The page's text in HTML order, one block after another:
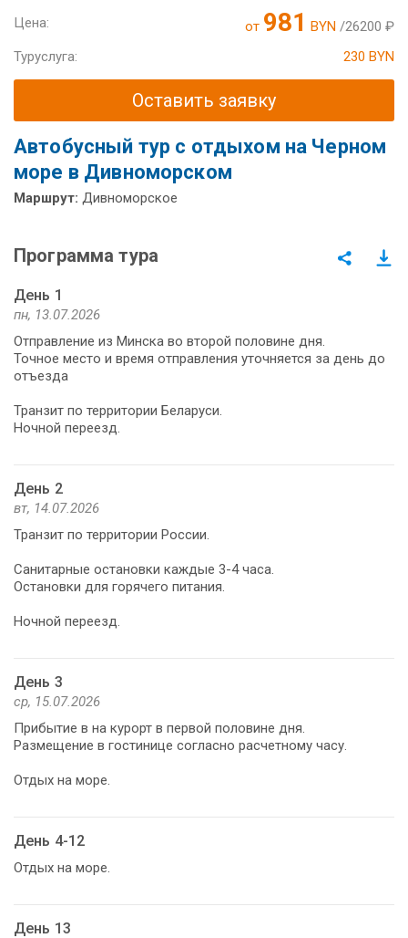
Цена: от 981 BYN /26200 ₽
Туруслуга:
230 BYN
Оставить заявку
Автобусный тур с отдыхом на Черном
море в Дивноморском
Маршрут: Дивноморское
Программа тура
День 1
пн, 13.07.2026
Отправление из Минска во второй половине дня.
Точное место и время отправления уточняется за день до
отъезда
Транзит по территории Беларуси.
Ночной переезд.
День 2
вт, 14.07.2026
Транзит по территории России.
Санитарные остановки каждые 3-4 часа.
Остановки для горячего питания.
Ночной переезд.
День 3
ср, 15.07.2026
Прибытие в на курорт в первой половине дня.
Размещение в гостинице согласно расчетному часу.
Отдых на море.
День 4-12
Отдых на море.
День 13